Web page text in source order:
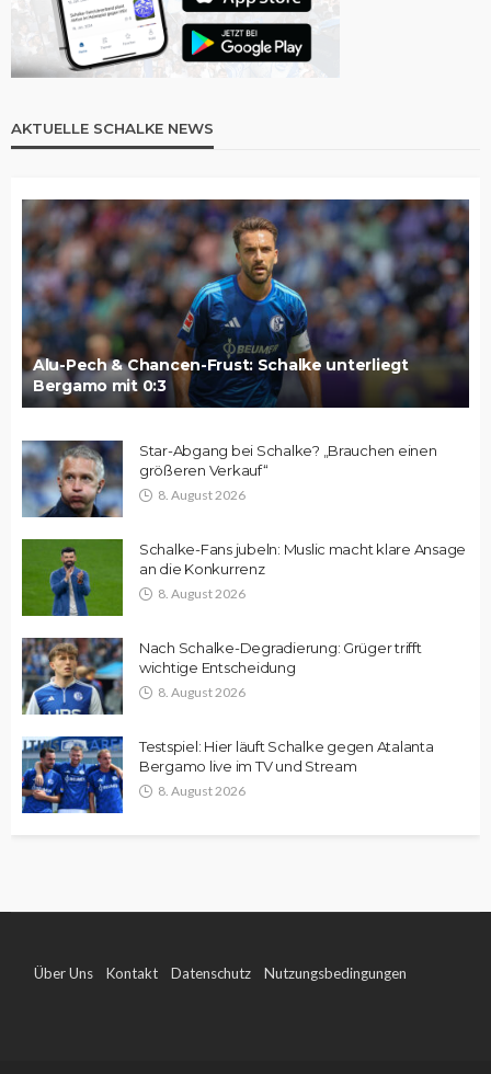
AKTUELLE SCHALKE NEWS
Alu-Pech & Chancen-Frust: Schalke unterliegt
Bergamo mit 0:3
Star-Abgang bei Schalke? „Brauchen einen
größeren Verkauf“
8. August 2026
Schalke-Fans jubeln: Muslic macht klare Ansage
an die Konkurrenz
8. August 2026
Nach Schalke-Degradierung: Grüger trifft
wichtige Entscheidung
8. August 2026
Testspiel: Hier läuft Schalke gegen Atalanta
Bergamo live im TV und Stream
8. August 2026
Über Uns Kontakt Datenschutz Nutzungsbedingungen